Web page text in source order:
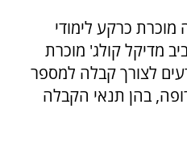
כרקע לימודי
מדיקל קולג' מוכרת
לצורך קבלה למספר
בהן תנאי הקבלה